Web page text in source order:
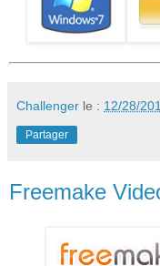
Challenger le : 12/28/
Partager
Freemake